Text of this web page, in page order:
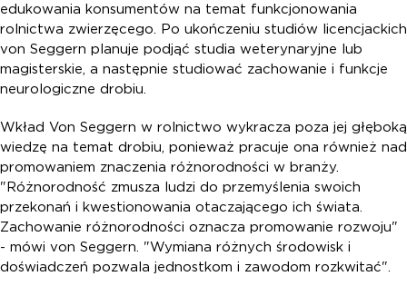
edukowania konsumentów na temat funkcjonowania
rolnictwa zwierzęcego. Po ukończeniu studiów licencjackich
von Seggern planuje podjąć studia weterynaryjne lub
magisterskie, a następnie studiować zachowanie i funkcje
neurologiczne drobiu.
Wkład Von Seggern w rolnictwo wykracza poza jej głęboką
wiedzę na temat drobiu, ponieważ pracuje ona również nad
promowaniem znaczenia różnorodności w branży.
"Różnorodność zmusza ludzi do przemyślenia swoich
przekonań i kwestionowania otaczającego ich świata.
Zachowanie różnorodności oznacza promowanie rozwoju"
- mówi von Seggern. "Wymiana różnych środowisk i
doświadczeń pozwala jednostkom i zawodom rozkwitać".